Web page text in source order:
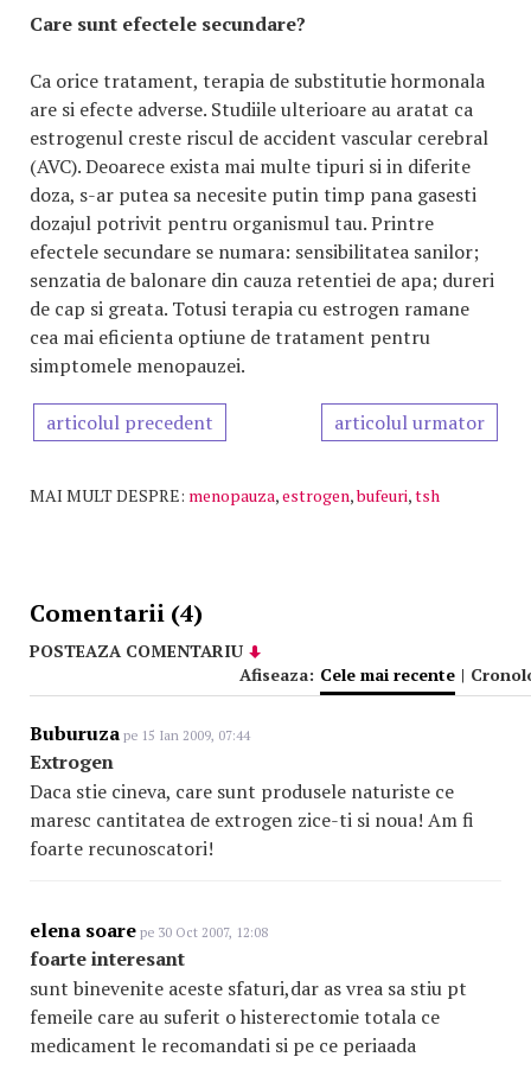
Care sunt efectele secundare?
Ca orice tratament, terapia de substitutie hormonala
are si efecte adverse. Studiile ulterioare au aratat ca
estrogenul creste riscul de accident vascular cerebral
(AVC). Deoarece exista mai multe tipuri si in diferite
doza, s-ar putea sa necesite putin timp pana gasesti
dozajul potrivit pentru organismul tau. Printre
efectele secundare se numara: sensibilitatea sanilor;
senzatia de balonare din cauza retentiei de apa; dureri
de cap si greata. Totusi terapia cu estrogen ramane
cea mai eficienta optiune de tratament pentru
simptomele menopauzei.
articolul precedent articolul urmator
MAI MULT DESPRE: menopauza,estrogen,bufeuri,tsh
Comentarii (4)
POSTEAZA COMENTARIU
Afiseaza: Cele mai recente |
Buburuza pe 15 Ian 2009, 07:44
Extrogen
Daca stie cineva, care sunt produsele naturiste ce
maresc cantitatea de extrogen zice-ti si noua! Am fi
foarte recunoscatori!
elena soare pe 30 Oct 2007, 12:08
foarte interesant
sunt binevenite aceste sfaturi,dar as vrea sa stiu pt
femeile care au suferit o histerectomie totala ce
medicament le recomandati si pe ce periaada